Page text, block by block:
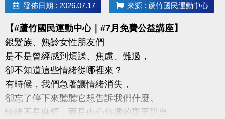
發佈日期 : 2026.07.17 來源 : 蘆竹國民運動中心
【#蘆竹國民運動中心｜#7月免費公益講座】
銀髮族、熟齡女性朋友們
是不是曾經感到煩躁、焦慮、難過，
卻不知道這些情緒從哪裡來？
有時候，我們急著讓情緒消失，
卻忘了停下來聽聽它想告訴我們什麼。
情緒不是麻煩，而是內心傳遞的重要訊息